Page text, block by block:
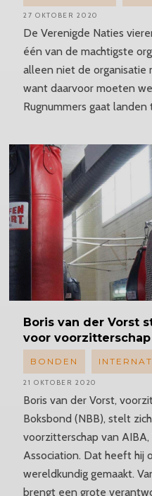
De Verenigde Naties
één van de machtigste
alleen niet de
want daarvoor moeten
Rugnummers gaat landen
27 OKTOBER 2020
Boris van der Vorst
voor voorzitterschap
Boris van der Vorst,
Boksbond (NBB), stelt
voorzitterschap van
Association. Dat heeft hij
wereldkundig gemaakt.
brengt een grote
BONDEN
21 OKTOBER 2020